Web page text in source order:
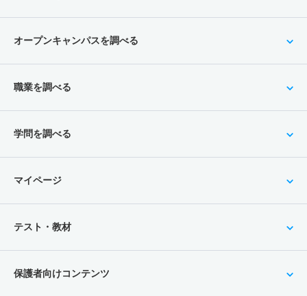
オープンキャンパスを調べる
職業を調べる
学問を調べる
マイページ
テスト・教材
保護者向けコンテンツ